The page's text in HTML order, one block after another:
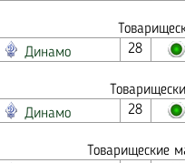
Динамо 28
Динамо 28
Товарищеские